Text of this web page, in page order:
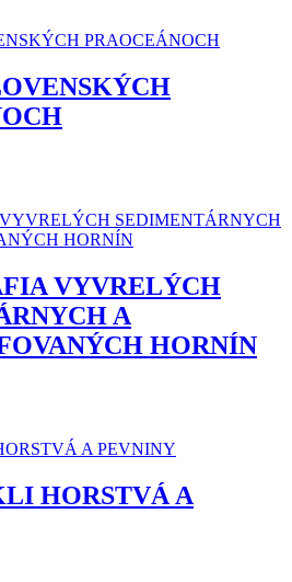
VYVRELÝCH
A
HORNÍN
HORSTVÁ A